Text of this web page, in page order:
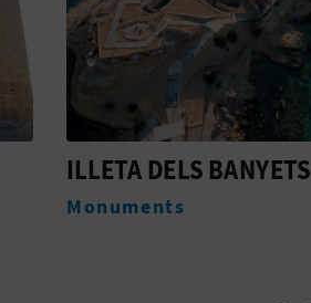
L'ILLETA DELS BANYETS
Platges